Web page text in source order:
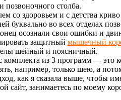
позвоночного столба.
со здоровьем и с детства
буквально во всех отделах
осознали свои ошибки и
защитный мышечный
шейный и поясничный.
комплекта из 3 программ — это
например, только шею, а
как я сказала выше, чтобы
сайт, занимаетесь по моему